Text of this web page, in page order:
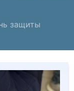
защиты